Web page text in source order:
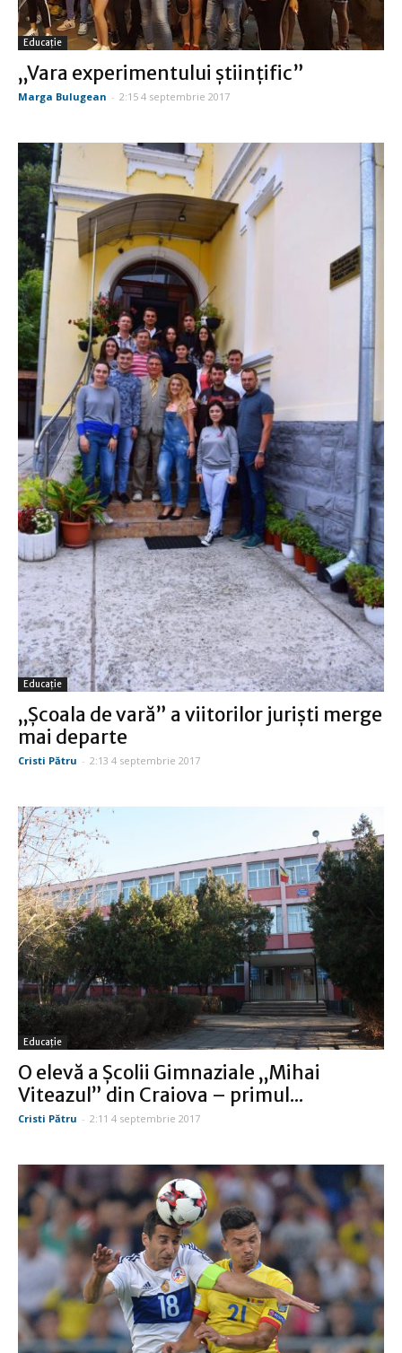
Educație
„Vara experimentului ştiinţific”
Marga Bulugean - 2:15 4 septembrie 2017
Educație
„Şcoala de vară” a viitorilor jurişti merge
mai departe
Cristi Pătru - 2:13 4 septembrie 2017
Educație
O elevă a Şcolii Gimnaziale „Mihai
Viteazul” din Craiova – primul...
Cristi Pătru - 2:11 4 septembrie 2017